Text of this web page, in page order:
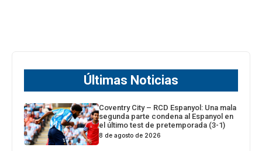
Últimas Noticias
Coventry City – RCD Espanyol: Una mala
segunda parte condena al Espanyol en
el último test de pretemporada (3-1)
8 de agosto de 2026